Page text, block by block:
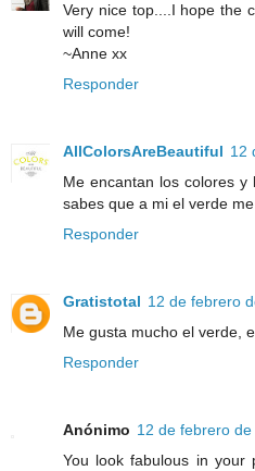
Very nice top....I hope the
will come!
~Anne xx
Responder
AllColorsAreBeautiful 12
Me encantan los colores
sabes que a mi el verde
Responder
Gratistotal 12 de febrero
Me gusta mucho el verde,
Responder
Anónimo 12 de febrero
You look fabulous in your